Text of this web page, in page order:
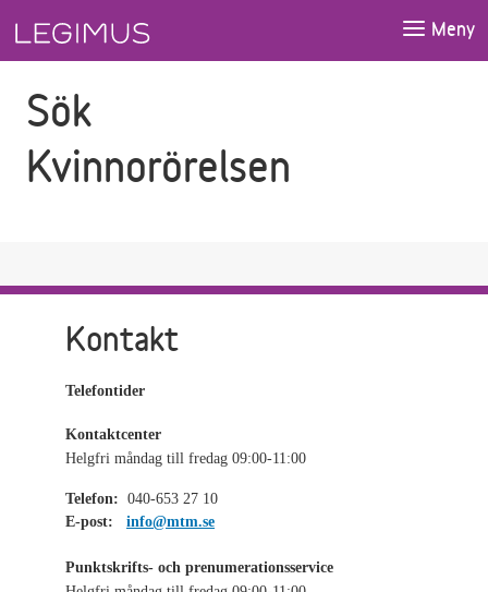
Meny
Sök
Kvinnorörelsen
Kontakt
Telefontider
Kontaktcenter
Helgfri måndag till fredag 09:00-11:00
Telefon: 040-653 27 10
E-post:
info@mtm.se
Punktskrifts- och prenumerationsservice